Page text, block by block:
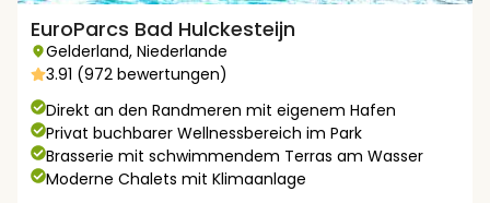
EuroParcs Bad Hulckesteijn
Gelderland, Niederlande
3.91 (972 bewertungen)
Direkt an den Randmeren mit eigenem Hafen
Privat buchbarer Wellnessbereich im Park
Brasserie mit schwimmendem Terras am Wasser
Moderne Chalets mit Klimaanlage